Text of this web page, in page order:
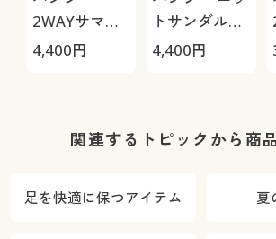
2WAYサマー
サンダル
4,400円
トサンダル
(BB5957)
4,400円
関連するトピックから商
足を快適に保つアイテム 夏